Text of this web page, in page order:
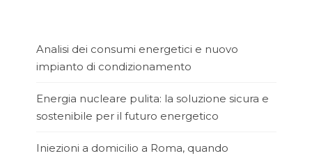
Analisi dei consumi energetici e nuovo
impianto di condizionamento
Energia nucleare pulita: la soluzione sicura e
sostenibile per il futuro energetico
Iniezioni a domicilio a Roma, quando